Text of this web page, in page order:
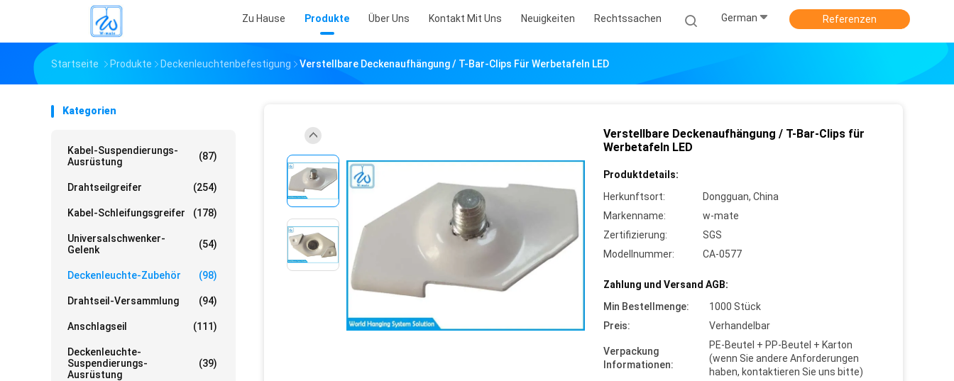
Zu Hause Produkte Über Uns Kontakt Mit Uns Neuigkeiten Rechtssachen German Referenzen
Startseite Produkte Deckenleuchtenbefestigung Verstellbare Deckenaufhängung / T-Bar-Clips Für Werbetafeln LED
Kategorien
Kabel-Suspendierungs-
Ausrüstung
(87)
Drahtseilgreifer (254)
Kabel-Schleifungsgreifer (178)
Universalschwenker-
Gelenk
(54)
Deckenleuchte-Zubehör (98)
Drahtseil-Versammlung (94)
Anschlagseil (111)
Deckenleuchte-
Suspendierungs-
Ausrüstung
(39)
Verstellbare Deckenaufhängung / T-Bar-Clips für
Werbetafeln LED
Produktdetails:
Herkunftsort:
Dongguan, China
Markenname:
w-mate
Zertifizierung:
SGS
Modellnummer:
CA-0577
Zahlung und Versand AGB:
Min Bestellmenge:
1000 Stück
Preis:
Verhandelbar
Verpackung
Informationen:
PE-Beutel + PP-Beutel + Karton
(wenn Sie andere Anforderungen
haben, kontaktieren Sie uns bitte)